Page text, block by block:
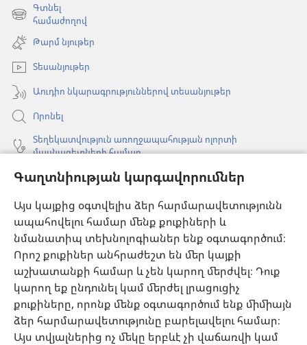
Գաղտնիության կարգավորումներ
Այս կայքից օգտվելիս ձեր հարմարավետությունն
ապահովելու համար մենք քուքիների և
նմանատիպ տեխնոլոգիաներ ենք օգտագործում։
Որոշ քուքիներ անհրաժեշտ են մեր կայքի
աշխատանքի համար և չեն կարող մերժվել։ Դուք
կարող եք ընդունել կամ մերժել լրացուցիչ
քուքիները, որոնք մենք օգտագործում ենք միմիայն
ձեր հարմարավետությունը բարելավելու համար։
Այս տվյալներից ոչ մեկը երբևէ չի վաճառվի կամ
նոր
պատուհան)
Գտնել
համաժողով
(բացվում
նոր
պատուհան)
Թարմ նյութեր
Տեսանյութեր
Աուդիո նկարագրություններով տեսանյութեր
Որոնել
Տեղեկատվություն առողջապահության ոլորտի
մասնագետների համար
Գլոբալ հաղորդակցություն
Օգնություն
Նվիրատվություններ
(բացվում
է
նոր
պատուհան)
Դիտարանի ՕՆԼԱՅՆ ԳՐԱԴԱՐԱՆ
(բացվում
է
նոր
պատուհան)
JW Hub
(բացվում
է
նոր
JW Library® հավելված